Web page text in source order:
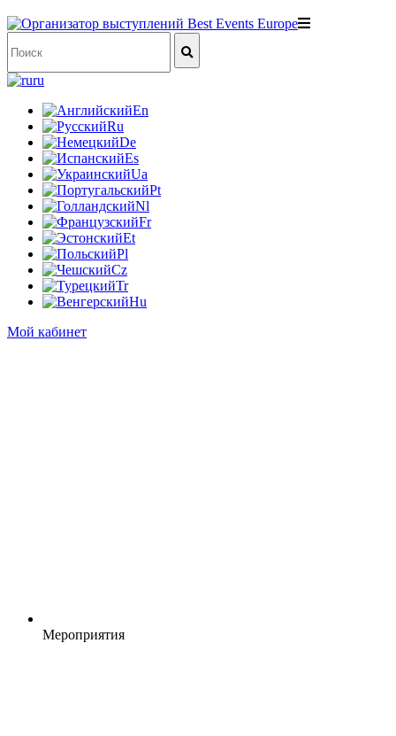
ru
En
Ru
De
Es
Ua
Pt
Nl
Fr
Et
Pl
Cz
Tr
Hu
Мой кабинет
Мероприятия